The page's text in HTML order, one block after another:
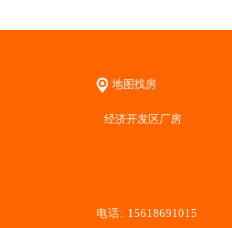
地图找房
经济开发区厂房
电话: 15618691015